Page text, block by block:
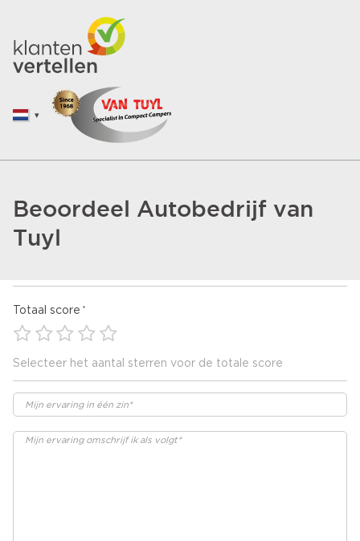
Beoordeel Autobedrijf van
Tuyl
Totaal score
Selecteer het aantal sterren voor de totale score